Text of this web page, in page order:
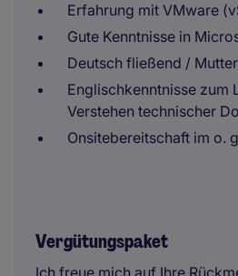
Erfahrung mit VMware
Gute Kenntnisse in
Deutsch fließend /
Englischkenntnisse zum
Verstehen technischer
Onsitebereitschaft im o.
Vergütungspaket
Ich freue mich auf Ihre